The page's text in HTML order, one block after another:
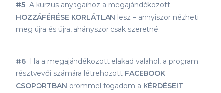
#5 A kurzus anyagaihoz a megajándékozott
HOZZÁFÉRÉSE KORLÁTLAN lesz – annyiszor nézheti
meg újra és újra, ahányszor csak szeretné.
#6 Ha a megajándékozott elakad valahol, a program
résztvevői számára létrehozott FACEBOOK
CSOPORTBAN örömmel fogadom a KÉRDÉSEIT,